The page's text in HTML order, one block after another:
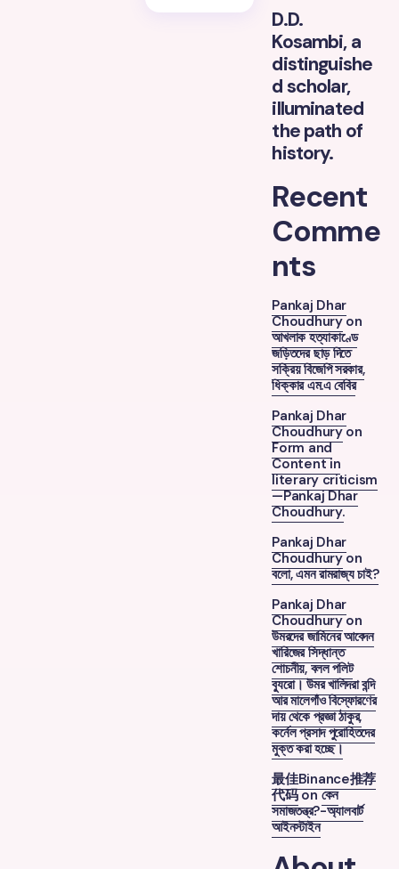
D.D.
Kosambi, a
distinguishe
d scholar,
illuminated
the path of
history.
Recent
Comme
nts
Pankaj Dhar
Choudhuryon
আখলাক হত্যাকাণ্ডে
জড়িতদের ছাড় দিতে
সক্রিয় বিজেপি সরকার,
ধিক্কার এম.এ বেবির
Pankaj Dhar
Choudhuryon
Form and
Content in
literary criticism
—Pankaj Dhar
Choudhury.
Pankaj Dhar
Choudhuryon
বলো, এমন রামরাজ্য চাই?
Pankaj Dhar
Choudhuryon
উমরদের জামিনের আবেদন
খারিজের সিদ্ধান্ত
শোচনীয়, বলল পলিট
ব্যুরো। উমর খালিদরা বন্দি
আর মালেগাঁও বিস্ফোরণের
দায় থেকে প্রজ্ঞা ঠাকুর,
কর্নেল প্রসাদ পুরোহিতদের
মুক্ত করা হচ্ছে।
最佳Binance推荐
代码onকেন
সমাজতন্ত্র?-অ্যালবার্ট
আইনস্টাইন